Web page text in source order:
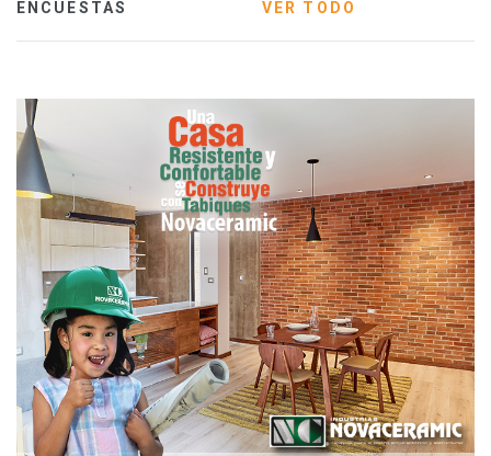
ENCUESTAS VER TODO